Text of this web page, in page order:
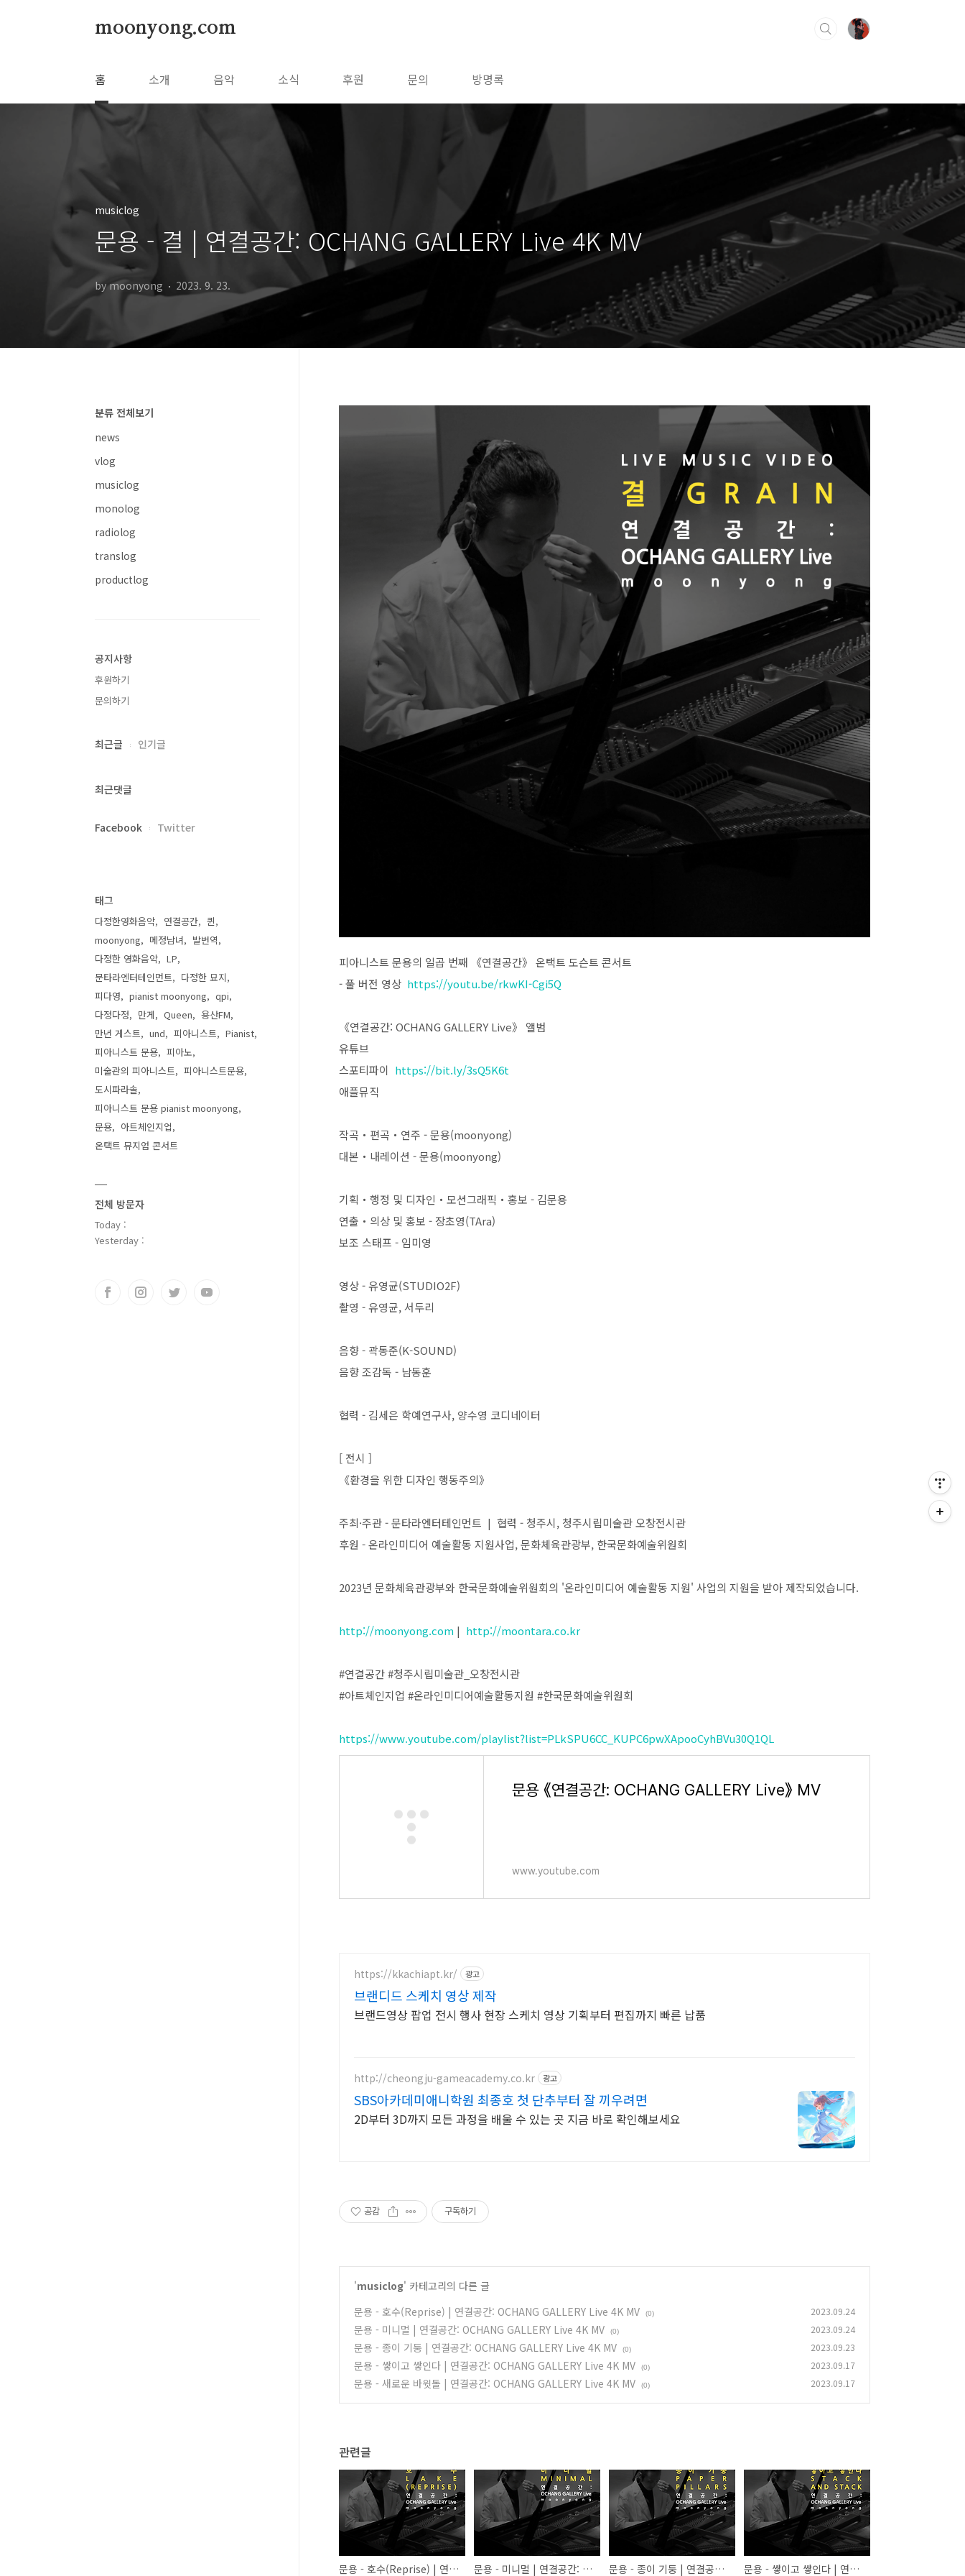
moonyong.com
홈 소개 음악 소식 후원 문의 방명록
musiclog
문용 - 결 | 연결공간: OCHANG GALLERY Live 4K MV
by moonyong 2023. 9. 23.
피아니스트 문용의 일곱 번째 《연결공간》 온택트 도슨트 콘서트
- 풀 버전 영상 https://youtu.be/rkwKI-Cgi5Q
《연결공간: OCHANG GALLERY Live》 앨범
유튜브
스포티파이 https://bit.ly/3sQ5K6t
애플뮤직
작곡・편곡・연주 - 문용(moonyong)
대본・내레이션 - 문용(moonyong)
기획・행정 및 디자인・모션그래픽・홍보 - 김문용
연출・의상 및 홍보 - 장초영(TAra)
보조 스태프 - 임미영
영상 - 유영균(STUDIO2F)
촬영 - 유영균, 서두리
음향 - 곽동준(K-SOUND)
음향 조감독 - 남동훈
협력 - 김세은 학예연구사, 양수영 코디네이터
[ 전시 ]
《환경을 위한 디자인 행동주의》
주최·주관 - 문타라엔터테인먼트 | 협력 - 청주시, 청주시립미술관 오창전시관
후원 - 온라인미디어 예술활동 지원사업, 문화체육관광부, 한국문화예술위원회
2023년 문화체육관광부와 한국문화예술위원회의 '온라인미디어 예술활동 지원' 사업의 지원을 받아 제작되었습니다.
http://moonyong.com | http://moontara.co.kr
#연결공간 #청주시립미술관_오창전시관
#아트체인지업 #온라인미디어예술활동지원 #한국문화예술위원회
https://www.youtube.com/playlist?list=PLkSPU6CC_KUPC6pwXApooCyhBVu30Q1QL
문용 《연결공간: OCHANG GALLERY Live》 MV
www.youtube.com
https://kkachiapt.kr/ 광고
브랜디드 스케치 영상 제작
브랜드영상 팝업 전시 행사 현장 스케치 영상 기획부터 편집까지 빠른 납품
http://cheongju-gameacademy.co.kr 광고
SBS아카데미애니학원 최종호 첫 단추부터 잘 끼우려면
2D부터 3D까지 모든 과정을 배울 수 있는 곳 지금 바로 확인해보세요
공감 구독하기
'musiclog' 카테고리의 다른 글
문용 - 호수(Reprise) | 연결공간: OCHANG GALLERY Live 4K MV
(0) 2023.09.24
문용 - 미니멀 | 연결공간: OCHANG GALLERY Live 4K MV (0) 2023.09.24
문용 - 종이 기둥 | 연결공간: OCHANG GALLERY Live 4K MV (0) 2023.09.23
문용 - 쌓이고 쌓인다 | 연결공간: OCHANG GALLERY Live 4K MV (0) 2023.09.17
문용 - 새로운 바윗돌 | 연결공간: OCHANG GALLERY Live 4K MV (0) 2023.09.17
관련글
문용 - 호수(Reprise) | 연결공간: OCHANG GALLERY Live 4K MV 문용 - 미니멀 | 연결공간: OCHANG GALLERY Live 4K MV 문용 - 종이 기둥 | 연결공간: OCHANG GALLERY Live 4K MV 문용 - 쌓이고 쌓인다 | 연결공간: OCHANG GALLERY Live 4K MV
분류 전체보기
news
vlog
musiclog
monolog
radiolog
translog
productlog
공지사항
후원하기
문의하기
최근글 인기글
최근댓글
Facebook Twitter
태그
다정한영화음악 연결공간
퀸
moonyong
메정남녀
발번역
다정한 영화음악
LP
문타라엔터테인먼트
다정한 묘지
피다영
pianist moonyong
qpi
다정다정
만게 Queen
용산FM
만년 게스트
und 피아니스트
Pianist
피아니스트 문용
피아노
미술관의 피아니스트
피아니스트문용
도시파라솔
피아니스트 문용 pianist moonyong
문용
아트체인지업
온택트 뮤지엄 콘서트
전체 방문자
Today :
Yesterday :